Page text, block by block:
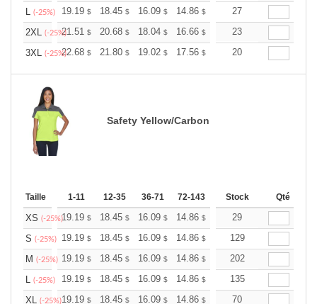
L (-25%) 19.19 $ 18.45 $ 16.09 $ 14.86 $ 14.11$
27
2XL (-25%)21.51 $ 20.68 $ 18.04 $ 16.66 $ 15.82$
23
3XL (-25%)22.68 $ 21.80 $ 19.02 $ 17.56 $ 16.68$
20
Safety Yellow/Carbon
Taille 1-11 12-35 36-71 72-143 144-287 288 +
Stock Qté
XS (-25%)19.19 $ 18.45 $ 16.09 $ 14.86 $ 14.11$
29
S (-25%) 19.19 $ 18.45 $ 16.09 $ 14.86 $ 14.11$
129
M (-25%) 19.19 $ 18.45 $ 16.09 $ 14.86 $ 14.11$
202
L (-25%) 19.19 $ 18.45 $ 16.09 $ 14.86 $ 14.11$
135
XL (-25%)19.19 $ 18.45 $ 16.09 $ 14.86 $ 14.11$
70